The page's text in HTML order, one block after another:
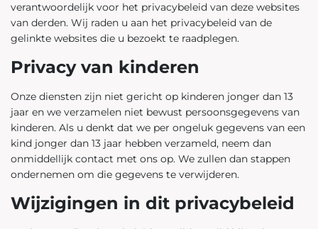
verantwoordelijk voor het privacybeleid van deze websites
van derden. Wij raden u aan het privacybeleid van de
gelinkte websites die u bezoekt te raadplegen.
Privacy van kinderen
Onze diensten zijn niet gericht op kinderen jonger dan 13
jaar en we verzamelen niet bewust persoonsgegevens van
kinderen. Als u denkt dat we per ongeluk gegevens van een
kind jonger dan 13 jaar hebben verzameld, neem dan
onmiddellijk contact met ons op. We zullen dan stappen
ondernemen om die gegevens te verwijderen.
Wijzigingen in dit privacybeleid